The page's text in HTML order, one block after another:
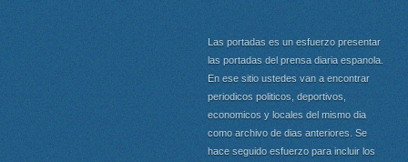
Las portadas es un esfuerzo presentar
las portadas del prensa diaria espanola.
En ese sitio ustedes van a encontrar
periodicos politicos, deportivos,
economicos y locales del mismo dia
como archivo de dias anteriores. Se
hace seguido esfuerzo para incluir los